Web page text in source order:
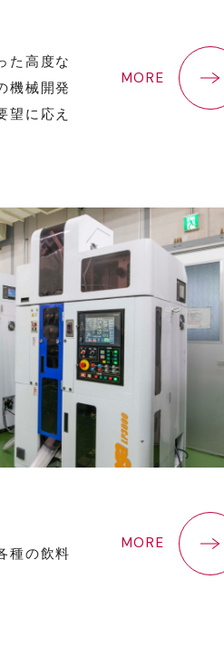
た高度な
機械開発
望に応え
MORE
種の飲料
MORE